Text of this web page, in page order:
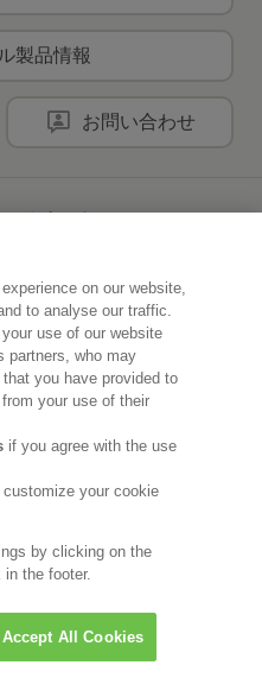
製品情報
お問い合わせ
アカウント
花王について
イノベーション
投資家情報
個人情報保護方針
ィアポリシー
on our website,
to analyse our traffic.
use of our website
partners, who may
you have provided to
your use of their
if you agree with the use
customize your cookie
by clicking on the
the footer.
Accept All Cookies